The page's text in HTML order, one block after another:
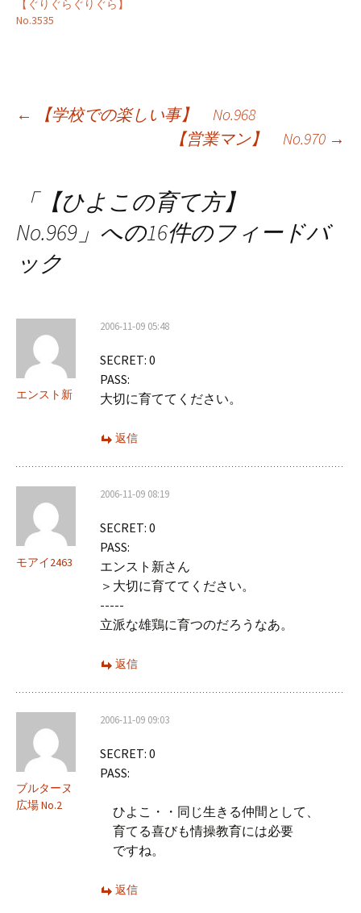
【ぐりぐらぐりぐら】
No.3535
投
ゲ
ー
←
【学校での楽しい事】 No.968
【営業マン】 No.970 →
「【ひよこの育て方】
No.969 」への16件のフィードバ
ック
エンスト新
2006-11-09 05:48
SECRET: 0
PASS:
大切に育ててください。
返信
モアイ2463
2006-11-09 08:19
SECRET: 0
PASS:
エンスト新さん
＞大切に育ててください。
-----
立派な雄鶏に育つのだろうなあ。
返信
ブルターヌ
広場 No.2
2006-11-09 09:03
SECRET: 0
PASS:
ひよこ・・同じ生きる仲間として、
育てる喜びも情操教育には必要
ですね。
返信